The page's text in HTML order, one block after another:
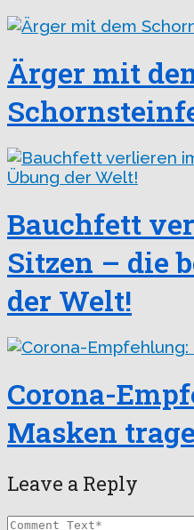
Ärger mit
Bauchfett
Sitzen – die
der Welt!
Corona-
Masken
Leave a Reply